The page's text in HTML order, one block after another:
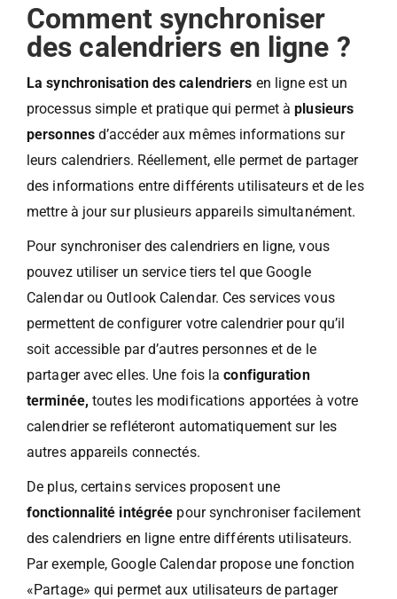
Comment synchroniser
des calendriers en ligne ?
La synchronisation des calendriers en ligne est un
processus simple et pratique qui permet àplusieurs
personnesd’accéder aux mêmes informations sur
leurs calendriers. Réellement, elle permet de partager
des informations entre différents utilisateurs et de les
mettre à jour sur plusieurs appareils simultanément.
Pour synchroniser des calendriers en ligne, vous
pouvez utiliser un service tiers tel que Google
Calendar ou Outlook Calendar. Ces services vous
permettent de configurer votre calendrier pour qu’il
soit accessible par d’autres personnes et de le
partager avec elles. Une fois laconfiguration
terminée, toutes les modifications apportées à votre
calendrier se refléteront automatiquement sur les
autres appareils connectés.
De plus, certains services proposent une
fonctionnalité intégrée pour synchroniser facilement
des calendriers en ligne entre différents utilisateurs.
Par exemple, Google Calendar propose une fonction
«Partage» qui permet aux utilisateurs de partager